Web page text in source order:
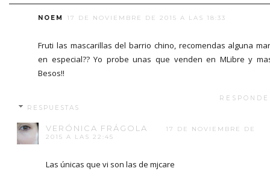
NOEM 17 DE NOVIEMBRE DE 2015 A LAS 18:33
Fruti las mascarillas del barrio chino, recomendas alguna
en especial?? Yo probe unas que venden en MLibre y
Besos!!
RESPUESTAS
VERÓNICA FRÁGOLA
17 DE NOVIEMBRE DE
2015 A LAS 22:45
Las únicas que vi son las de mjcare